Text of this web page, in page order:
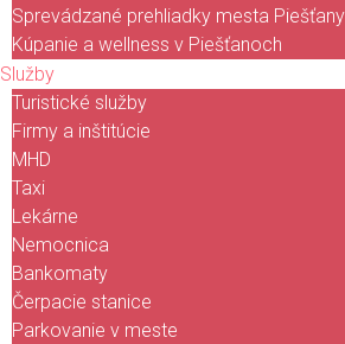
Sprevádzané prehliadky mesta Piešťany
Kúpanie a wellness v Piešťanoch
Služby
Turistické služby
Firmy a inštitúcie
MHD
Taxi
Lekárne
Nemocnica
Bankomaty
Čerpacie stanice
Parkovanie v meste